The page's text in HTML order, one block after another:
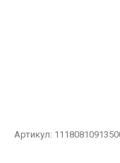
Артикул: